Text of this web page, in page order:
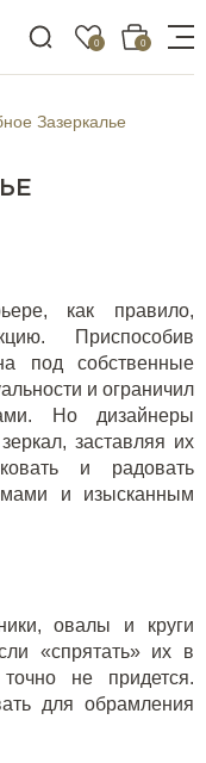
0 0
Зазеркалье
как правило,
Приспособив
под собственные
и ограничил
Но дизайнеры
заставляя их
и радовать
и изысканным
овалы и круги
«спрятать» их в
не придется.
для обрамления